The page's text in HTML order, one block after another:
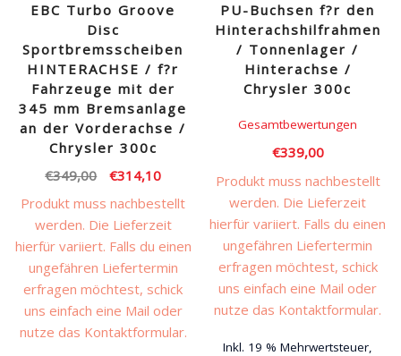
EBC Turbo Groove
Disc
Sportbremsscheiben
HINTERACHSE / f?r
Fahrzeuge mit der
345 mm Bremsanlage
an der Vorderachse /
Chrysler 300c
€349,00
Ursprünglicher
Preis
war:
€349,00
€314,10Aktueller
Preis
ist:
€314,10.
Produkt muss nachbestellt
werden. Die Lieferzeit
hierfür variiert. Falls du einen
ungefähren Liefertermin
erfragen möchtest, schick
uns einfach eine Mail oder
nutze das Kontaktformular.
PU-Buchsen f?r den
Hinterachshilfrahmen
/ Tonnenlager /
Hinterachse /
Chrysler 300c
Gesamtbewertungen
€339,00
Produkt muss nachbestellt
werden. Die Lieferzeit
hierfür variiert. Falls du einen
ungefähren Liefertermin
erfragen möchtest, schick
uns einfach eine Mail oder
nutze das Kontaktformular.
Inkl. 19 % Mehrwertsteuer,